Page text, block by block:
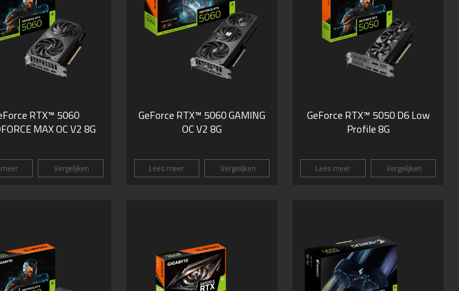
RTX™ 5060
MAX OC V2 8G
Vergelijken
GeForce RTX™ 5060 GAMING
OC V2 8G
Lees meer Vergelijken
GeForce RTX™ 5050 D6 Low
Profile 8G
Lees meer Vergelijken